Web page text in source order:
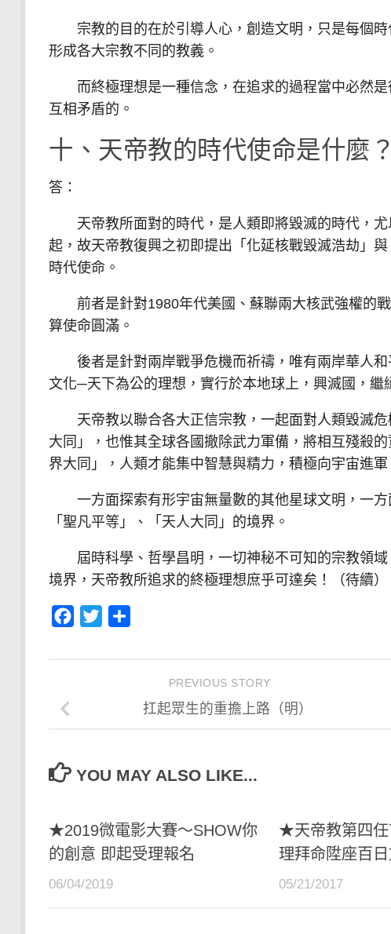
宗教的目的在於引導人心，創造文明，只是每個時
形成各大宗教不同的教義。
而終極理想是一種信念，在追求的過程當中必然是
互相矛盾的。
十、天帝教的時代使命是什麼
答：
天帝教所面對的時代，是人類即將毀滅的時代，尤
起，故天帝教復興之初即提出「化延核戰毀滅浩劫」
時代使命。
前者是針對1980年代美國、蘇聯兩大核武強權的戰
算使命圓滿。
後者是針對兩岸戰爭危機而祈禱，唯有兩岸華人和
文化─天下為公的理想，實行於本地球上，興滅國，繼
天帝教以聯合各大正信宗教，一起面對人類毀滅危
大同」，也惟其全球各國撤除武力軍備，將相互殘殺
界大同」，人類才能集中智慧與精力，積極向宇宙進軍
一方面探索有形宇宙無量數的其他星球文明，一方
「聖凡平等」、「天人大同」的境界。
屆時科學、哲學昌明，一切神秘不可知的宗教領域
境界，天帝教所追求的終極理想庶乎可達矣！（待續）
Facebook
Twitter
PREVIOUS STORY
扛起眾生的重擔上路（明）
YOU MAY ALSO LIKE...
★2019微電影大賽～SHOW你
的創意 即起受理報名
06/04/2019
★天帝教第四任
理拜命陞座百
05/21/2017